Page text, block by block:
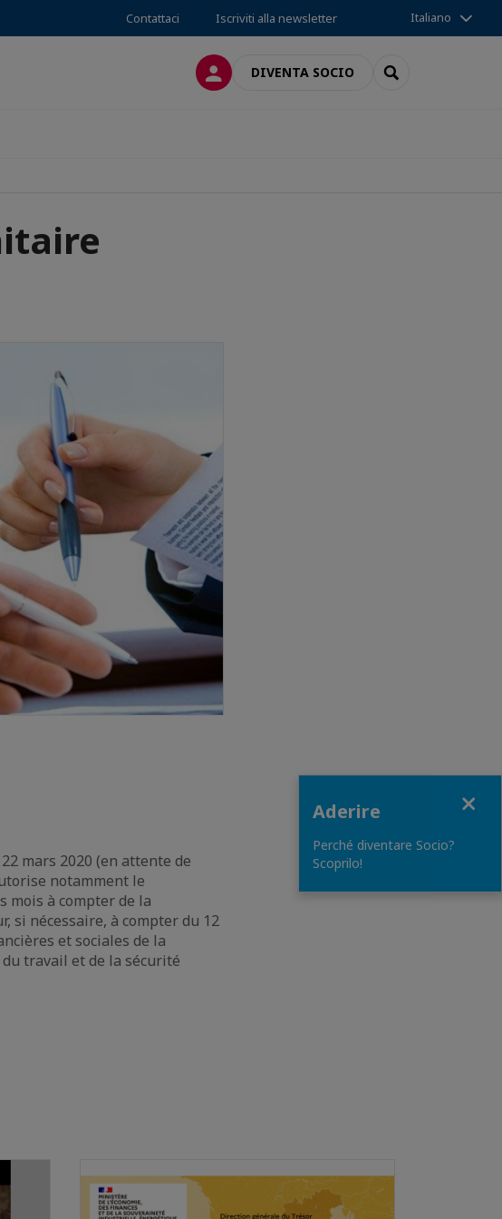
Contattaci Iscriviti alla newsletter Italiano
LOG INDIVENTA SOCIO SEARCH
mars 2020 (en attente de
notamment le
mois à compter de la
si nécessaire, à compter du 12
et sociales de la
travail et de la sécurité
Aderire
Perché diventare Socio?
Scoprilo!